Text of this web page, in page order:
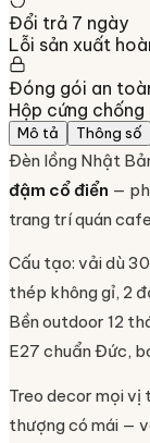
Đổi trả 7 ngày
Lỗi sản xuất
Đóng gói an
Hộp cứng chống
Mô tả Thông số
Đèn lồng Nhật
đậm cổ điển —
trang trí quán
Cấu tạo: vải dù
thép không gỉ, 2
Bền outdoor 12
E27 chuẩn Đức,
Treo decor mọi vị
thượng có mái —